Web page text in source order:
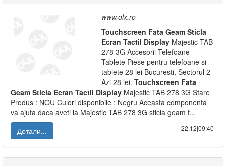
www.olx.ro
Touchscreen Fata Geam Sticla
Ecran Tactil Display Majestic TAB
278 3G Accesorii Telefoane -
Tablete Piese pentru telefoane si
tablete 28 lei Bucuresti, Sectorul 2
Azi 28 lei: Touchscreen Fata
Geam Sticla Ecran Tactil Display Majestic TAB 278 3G Stare
Produs : NOU Culori disponibile : Negru Aceasta componenta
va ajuta daca aveti la Majestic TAB 278 3G sticla geam f...
Детали...
22.12|09:40